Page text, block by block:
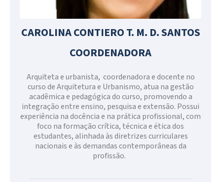
CAROLINA CONTIERO T. M. D. SANTOS
COORDENADORA
Arquiteta e urbanista, coordenadora e docente no
curso de Arquitetura e Urbanismo, atua na gestão
acadêmica e pedagógica do curso, promovendo a
integração entre ensino, pesquisa e extensão. Possui
experiência na docência e na prática profissional, com
foco na formação crítica, técnica e ética dos
estudantes, alinhada às diretrizes curriculares
nacionais e às demandas contemporâneas da
profissão.